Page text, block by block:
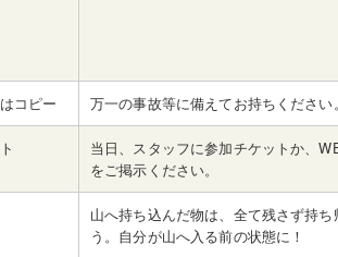
コピー 万一の事故等に備えてお持ちください
当日、スタッフに参加チケットか、
をご掲示ください。
山へ持ち込んだ物は、全て残さず持
う。自分が山へ入る前の状態に！